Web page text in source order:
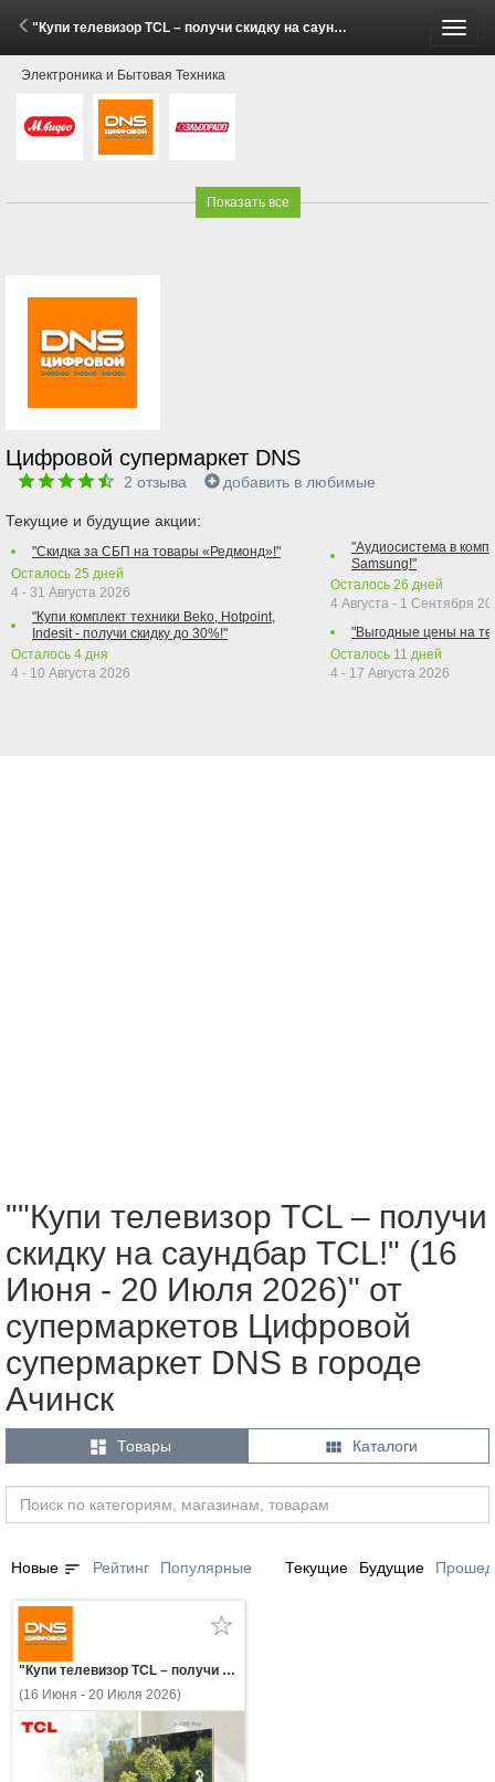
"Купи телевизор TCL – получи скидку на саундбар TCL!" (16 Июня - 20 Июля 2026)
Электроника и Бытовая Техника
Показать все
Цифровой супермаркет DNS
2 отзыва добавить в любимые
Текущие и будущие акции:
"Скидка за СБП на товары «Редмонд»!"
Осталось 25 дней
4 - 31 Августа 2026
"Купи комплект техники Beko, Hotpoint,
Indesit - получи скидку до 30%!"
Осталось 4 дня
4 - 10 Августа 2026
"Аудиосистема в
Samsung!"
Осталось 26 дней
4 Августа - 1 Сентября
"Выгодные цены на
Осталось 11 дней
4 - 17 Августа 2026
""Купи телевизор TCL – получи
скидку на саундбар TCL!" (16
Июня - 20 Июля 2026)" от
супермаркетов Цифровой
супермаркет DNS в городе
Ачинск
 Товары  Каталоги
Новые sort Рейтинг Популярные Текущие Будущие
"Купи телевизор TCL – получи скидку на саундбар TCL!"
(16 Июня - 20 Июля 2026)